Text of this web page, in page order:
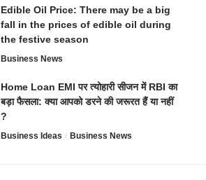
Edible Oil Price: There may be a big
fall in the prices of edible oil during
the festive season
Business News
Home Loan EMI पर त्योहारी सीजन में RBI का
बड़ा फैसला: क्या आपको डरने की जरूरत हैं या नहीं
?
Business Ideas Business News